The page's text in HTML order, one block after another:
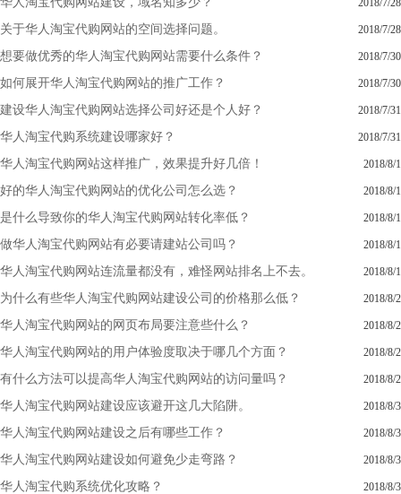
2018/7/28
关于华人淘宝代购网站的空间选择问题。 2018/7/28
想要做优秀的华人淘宝代购网站需要什么条件？ 2018/7/30
如何展开华人淘宝代购网站的推广工作？ 2018/7/30
建设华人淘宝代购网站选择公司好还是个人好？ 2018/7/31
华人淘宝代购系统建设哪家好？ 2018/7/31
华人淘宝代购网站这样推广，效果提升好几倍！ 2018/8/1
好的华人淘宝代购网站的优化公司怎么选？ 2018/8/1
是什么导致你的华人淘宝代购网站转化率低？ 2018/8/1
做华人淘宝代购网站有必要请建站公司吗？ 2018/8/1
华人淘宝代购网站连流量都没有，难怪网站排名上不去。 2018/8/1
为什么有些华人淘宝代购网站建设公司的价格那么低？ 2018/8/2
华人淘宝代购网站的网页布局要注意些什么？ 2018/8/2
华人淘宝代购网站的用户体验度取决于哪几个方面？ 2018/8/2
有什么方法可以提高华人淘宝代购网站的访问量吗？ 2018/8/2
华人淘宝代购网站建设应该避开这几大陷阱。 2018/8/3
华人淘宝代购网站建设之后有哪些工作？ 2018/8/3
华人淘宝代购网站建设如何避免少走弯路？ 2018/8/3
华人淘宝代购系统优化攻略？ 2018/8/3